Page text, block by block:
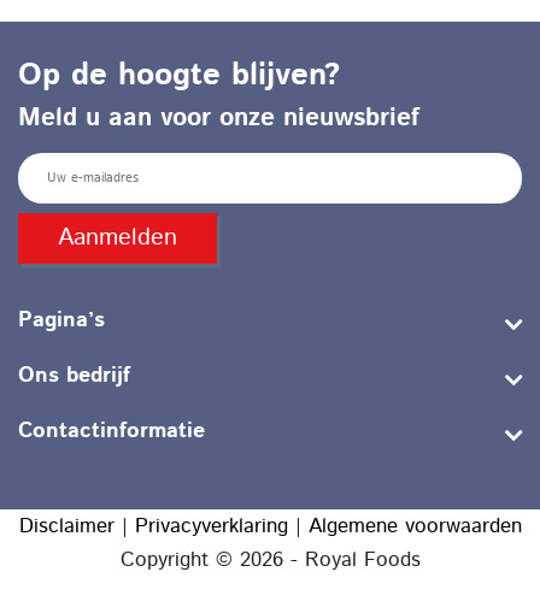
Op de hoogte blijven?
Meld u aan voor onze nieuwsbrief
m
i
l
Pagina’s
Ons bedrijf
Contactinformatie
Disclaimer| Privacyverklaring| Algemene voorwaarden
Copyright © 2026 - Royal Foods